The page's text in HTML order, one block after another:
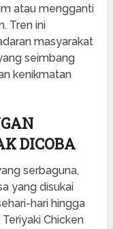
atau mengganti
Tren ini
masyarakat
seimbang
kenikmatan
DICOBA
serbaguna,
yang disukai
hari hingga
Chicken